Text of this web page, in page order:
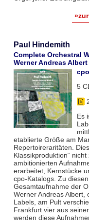
Paul Hindemith
Complete Orchestral
Werner Andreas Albert
5
Es
etablierte Größe am
Repertoireraritäten.
Klassikproduktion“
ambitionierten
erarbeitet, Kernstücke
cpo-Katalogs. Zu
Gesamtaufnahme der
Werner Andreas Albert,
Labels, am Pult
Frankfurt vier aus
werden diese